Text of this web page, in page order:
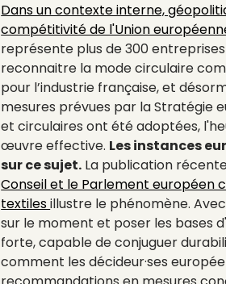
Dans un contexte interne,
compétitivité de l'Union
représente plus de 300
reconnaitre la mode circulaire
pour l’industrie française, et
mesures prévues par la Stratégie
et circulaires ont été adoptées,
œuvre effective. Les instances
sur ce sujet. La publication
Conseil et le Parlement européen
textilesillustre le phénomène. Avec
sur le moment et poser les bases
forte, capable de conjuguer
comment les décideur·ses